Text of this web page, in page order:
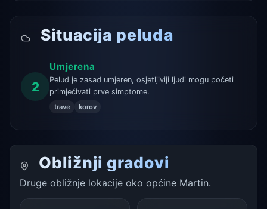
Situacija peluda
2
Umjerena
Pelud je zasad umjeren, osjetljiviji ljudi mogu početi
primjećivati prve simptome.
trave korov
Obližnji gradovi
Druge obližnje lokacije oko općine Martin.